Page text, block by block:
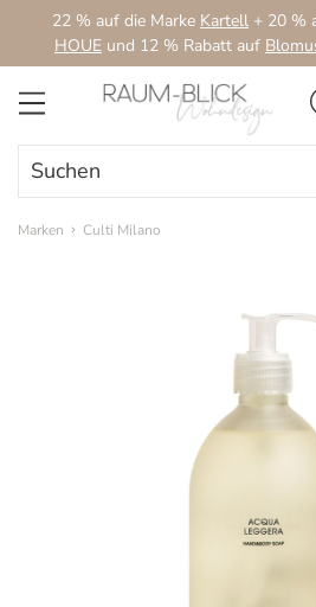
Zum Hauptinhalt springen
22 % auf die Marke Kartell + 20 %
HOUE und 12 % Rabatt auf
Marken Culti Milano